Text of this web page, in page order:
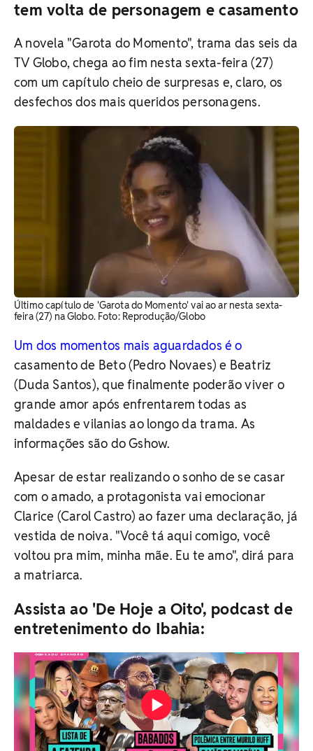
tem volta de personagem e casamento
A novela "Garota do Momento", trama das seis da
TV Globo, chega ao fim nesta sexta-feira (27)
com um capítulo cheio de surpresas e, claro, os
desfechos dos mais queridos personagens.
Último capítulo de 'Garota do Momento' vai ao ar nesta sexta-
feira (27) na Globo. Foto: Reprodução/Globo
Um dos momentos mais aguardados é o
casamento de Beto (Pedro Novaes) e Beatriz
(Duda Santos), que finalmente poderão viver o
grande amor após enfrentarem todas as
maldades e vilanias ao longo da trama. As
informações são do Gshow.
Apesar de estar realizando o sonho de se casar
com o amado, a protagonista vai emocionar
Clarice (Carol Castro) ao fazer uma declaração, já
vestida de noiva. "Você tá aqui comigo, você
voltou pra mim, minha mãe. Eu te amo", dirá para
a matriarca.
Assista ao 'De Hoje a Oito', podcast de
entretenimento do Ibahia: